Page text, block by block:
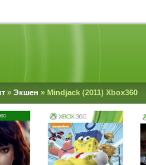
» Экшен » Mindjack (2011) Xbox360